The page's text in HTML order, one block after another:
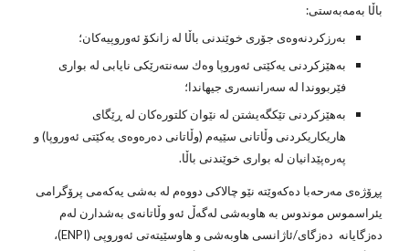
باڵا به‌مه‌به‌ستی:
به‌رزكردنه‌وه‌ی جۆری خوێندنی باڵا له‌ زانكۆ ئه‌وروپیه‌كان؛
فێربووندا له‌ سه‌رانسه‌ری جیهاندا؛
په‌ره‌پێدانیان له‌ بواری خوێندنی باڵا. ‌